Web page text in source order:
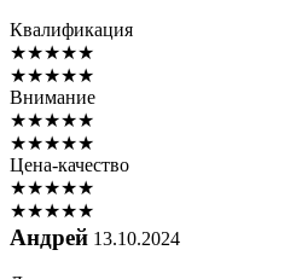
Квалификация
★★★★★
★★★★★
Внимание
★★★★★
★★★★★
Цена-качество
★★★★★
★★★★★
Андрей 13.10.2024